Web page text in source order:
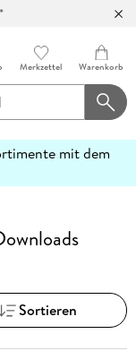
Merkzettel Warenkorb
mit dem
Sortieren